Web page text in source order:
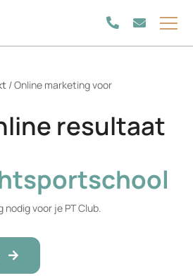
/Online marketing voor
resultaat
nodig voor je PT Club.